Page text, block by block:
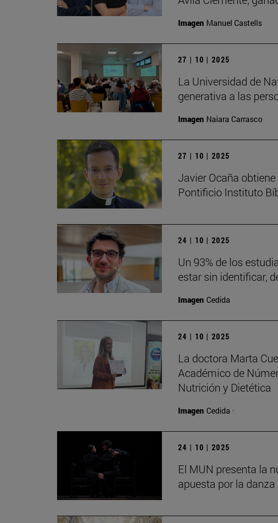
Imagen Manuel Castells
27 | 10 | 2025
La Universidad de
generativa a las
Imagen Naiara Carrasco
27 | 10 | 2025
Javier Ocaña
Pontificio Instituto
24 | 10 | 2025
Un 93% de los
estar sin identificar,
Imagen Cedida
24 | 10 | 2025
La doctora Marta
Académico de
Nutrición y Dietética
Imagen Cedida ·
24 | 10 | 2025
El MUN presenta la
apuesta por la